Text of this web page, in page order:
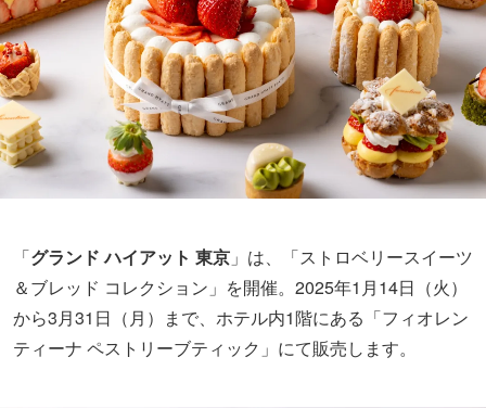
「グランド ハイアット 東京 」は、「ストロベリースイーツ
＆ブレッド コレクション」を開催。2025年1月14日（火）
から3月31日（月）まで、ホテル内1階にある「フィオレン
ティーナ ペストリーブティック」にて販売します。